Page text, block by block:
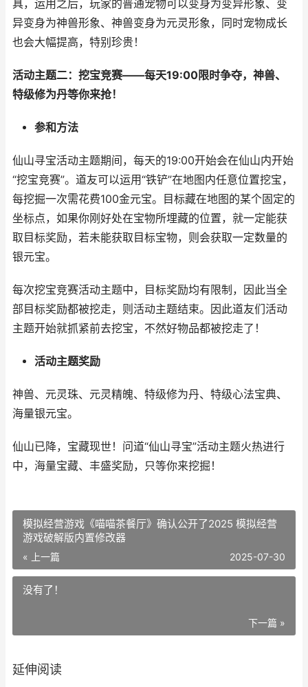
具，运用之后，玩家的普通宠物可以变身为变异形象、变
异变身为神兽形象、神兽变身为元灵形象，同时宠物成长
也会大幅提高，特别珍贵！
活动主题二：挖宝竞赛——每天19:00限时争夺，神兽、
特级修为丹等你来抢！
参和方法
仙山寻宝活动主题期间，每天的19:00开始会在仙山内开始
“挖宝竞赛”。道友可以运用“铁铲”在地图内任意位置挖宝，
每挖掘一次需花费100金元宝。目标藏在地图的某个固定的
坐标点，如果你刚好处在宝物所埋藏的位置，就一定能获
取目标奖励，若未能获取目标宝物，则会获取一定数量的
银元宝。
每次挖宝竞赛活动主题中，目标奖励均有限制，因此当全
部目标奖励都被挖走，则活动主题结束。因此道友们活动
主题开始就抓紧前去挖宝，不然好物品都被挖走了！
活动主题奖励
神兽、元灵珠、元灵精魄、特级修为丹、特级心法宝典、
海量银元宝。
仙山已降，宝藏现世！问道“仙山寻宝”活动主题火热进行
中，海量宝藏、丰盛奖励，只等你来挖掘！
模拟经营游戏《喵喵茶餐厅》确认公开了2025 模拟经营
游戏破解版内置修改器
« 上一篇 2025-07-30
没有了！
下一篇 »
延伸阅读